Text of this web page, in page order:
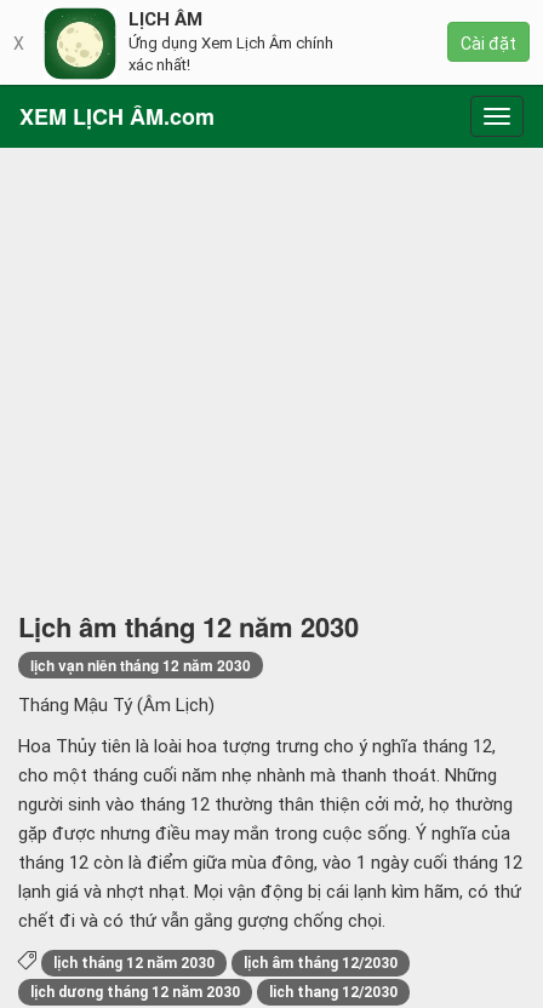
XEM LỊCH ÂM.com
Lịch âm tháng 12 năm 2030
lịch vạn niên tháng 12 năm 2030
Tháng Mậu Tý (Âm Lịch)
Hoa Thủy tiên là loài hoa tượng trưng cho ý nghĩa tháng 12,
cho một tháng cuối năm nhẹ nhành mà thanh thoát. Những
người sinh vào tháng 12 thường thân thiện cởi mở, họ thường
gặp được nhưng điều may mắn trong cuộc sống. Ý nghĩa của
tháng 12 còn là điểm giữa mùa đông, vào 1 ngày cuối tháng 12
lạnh giá và nhợt nhạt. Mọi vận động bị cái lạnh kìm hãm, có thứ
chết đi và có thứ vẫn gắng gượng chống chọi.
lịch tháng 12 năm 2030
lịch âm tháng 12/2030
lịch dương tháng 12 năm 2030
lich thang 12/2030
X
LỊCH ÂM
Ứng dụng Xem Lịch Âm chính
xác nhất!
Cài đặt